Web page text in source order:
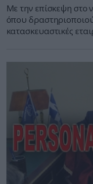
Με την επίσκεψη στο
όπου
κατασκευαστικές
Σαμαράς
όπου ξεναγήθηκε
ειδήσεων defencenet.gr